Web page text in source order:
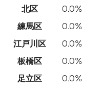
北区
0.0%
練馬区
0.0%
江戸川区
0.0%
板橋区
0.0%
足立区
0.0%